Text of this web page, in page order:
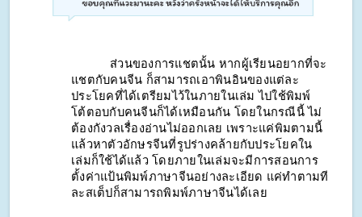
ส่วนของการแชตนั้น หากผู้เรียนอยากที่จะ
แชตกับคนจีน ก็สามารถเอาพินอินของแต่ละ
ประโยคที่ได้เตรียมไว้ในภายในเล่ม ไปใช้พิมพ์
โต้ตอบกับคนจีนก็ได้เหมือนกัน โดยในกรณีนี้ ไม่
ต้องกังวลเรื่องอ่านไม่ออกเลย เพราะแค่พิมตามนี้
แล้วหาตัวอักษรจีนที่รูปร่างคล้ายกับประโยคใน
เล่มก็ใช้ได้แล้ว โดยภายในเล่มจะมีการสอนการ
ตั้งค่าแป้นพิมพ์ภาษาจีนอย่างละเอียด แค่ทำตามที
ละสเต็ปก็สามารถพิมพ์ภาษาจีนได้เลย